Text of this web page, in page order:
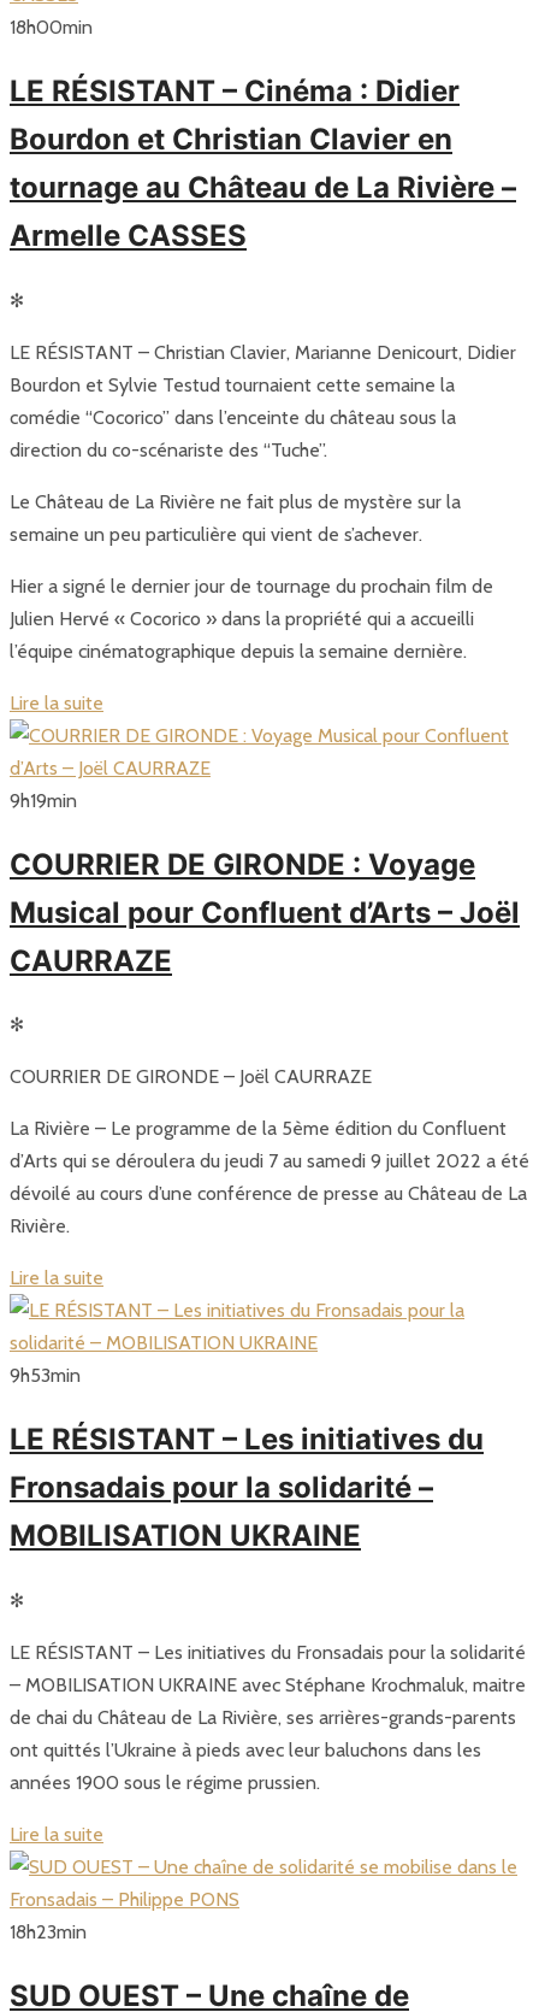
18h00min
LE RÉSISTANT – Cinéma : Didier
Bourdon et Christian Clavier en
tournage au Château de La Rivière –
Armelle CASSES
✻
LE RÉSISTANT – Christian Clavier, Marianne Denicourt, Didier
Bourdon et Sylvie Testud tournaient cette semaine la
comédie “Cocorico” dans l’enceinte du château sous la
direction du co-scénariste des “Tuche”.
Le Château de La Rivière ne fait plus de mystère sur la
semaine un peu particulière qui vient de s’achever.
Hier a signé le dernier jour de tournage du prochain film de
Julien Hervé « Cocorico » dans la propriété qui a accueilli
l’équipe cinématographique depuis la semaine dernière.
Lire la suite
9h19min
COURRIER DE GIRONDE : Voyage
Musical pour Confluent d’Arts – Joël
CAURRAZE
✻
COURRIER DE GIRONDE – Joël CAURRAZE
La Rivière – Le programme de la 5ème édition du Confluent
d’Arts qui se déroulera du jeudi 7 au samedi 9 juillet 2022 a été
dévoilé au cours d’une conférence de presse au Château de La
Rivière.
Lire la suite
9h53min
LE RÉSISTANT – Les initiatives du
Fronsadais pour la solidarité –
MOBILISATION UKRAINE
✻
LE RÉSISTANT – Les initiatives du Fronsadais pour la solidarité
– MOBILISATION UKRAINE avec Stéphane Krochmaluk, maitre
de chai du Château de La Rivière, ses arrières-grands-parents
ont quittés l’Ukraine à pieds avec leur baluchons dans les
années 1900 sous le régime prussien.
Lire la suite
18h23min
SUD OUEST – Une chaîne de